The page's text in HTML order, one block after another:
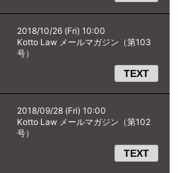
2018/10/26 (Fri) 10:00
Kotto Law メールマガジン（第103
号）
TEXT
2018/09/28 (Fri) 10:00
Kotto Law メールマガジン（第102
号）
TEXT